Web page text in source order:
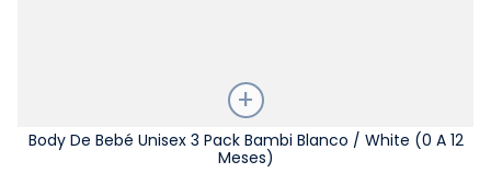
Talla
Body De Bebé Unisex 3 Pack Bambi Blanco / White (0 A 12
Meses)